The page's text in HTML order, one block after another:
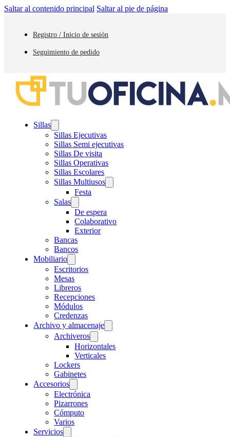
Saltar al contenido principal Saltar al pie de página
Registro / Inicio de sesión
Seguimiento de pedido
Sillas
Sillas Ejecutivas
Sillas Semi ejecutivas
Sillas De visita
Sillas Operativas
Sillas Escolares
Sillas Multiusos
Festa
Salas
De espera
Colaborativo
Exterior
Bancas
Bancos
Mobiliario
Escritorios
Mesas
Libreros
Recepciones
Módulos
Credenzas
Archivo y almacenaje
Archiveros
Horizontales
Verticales
Lockers
Gabinetes
Accesorios
Electrónica
Pizarrones
Cómputo
Varios
Servicios